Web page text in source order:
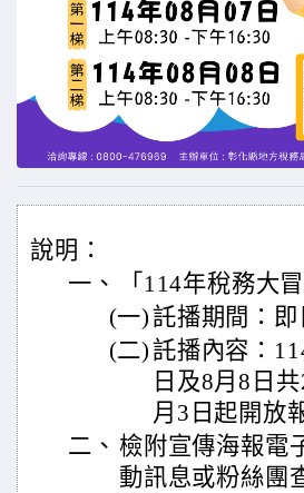
說明：
一、
「114年稅務大
(一)託播期間：
(二)託播內容：
日及8月8日
月3日起開放
二、 檢附宣傳海報電
動訊息或粉絲團